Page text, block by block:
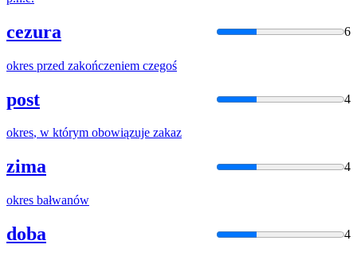
cezura 6
okres przed zakończeniem czegoś
post 4
okres, w którym obowiązuje zakaz
zima 4
okres bałwanów
doba 4